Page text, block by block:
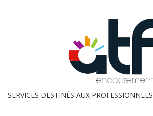
SERVICES DESTINÉS AUX PROFESSIONNELS